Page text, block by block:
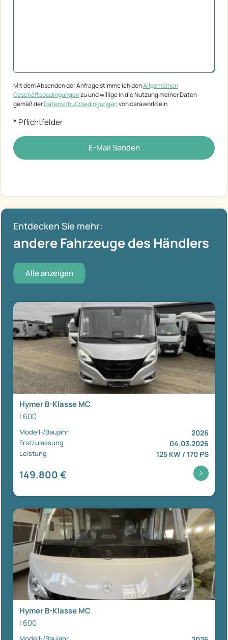
Mit dem Absenden der Anfrage stimme ich denAllgemeinen
Geschäftsbedingungenzu und willige in die Nutzung meiner Daten
gemäß derDatenschutzbedingungenvon caraworld ein
* Pflichtfelder
E-Mail Senden
Entdecken Sie mehr:
andere Fahrzeuge des Händlers
Alle anzeigen
Hymer B-Klasse MC
I 600
Modell-/Baujahr 2026
Erstzulassung 04.03.2026
Leistung 125 KW / 170 PS
149.800 €
Hymer B-Klasse MC
I 600